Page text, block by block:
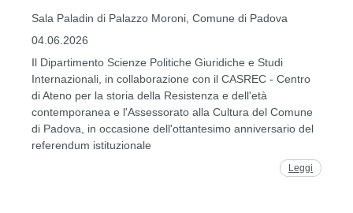
Sala Paladin di Palazzo Moroni, Comune di Padova
04.06.2026
Il Dipartimento Scienze Politiche Giuridiche e Studi
Internazionali, in collaborazione con il CASREC - Centro
di Ateno per la storia della Resistenza e dell'età
contemporanea e l'Assessorato alla Cultura del Comune
di Padova, in occasione dell'ottantesimo anniversario del
referendum istituzionale
Leggi